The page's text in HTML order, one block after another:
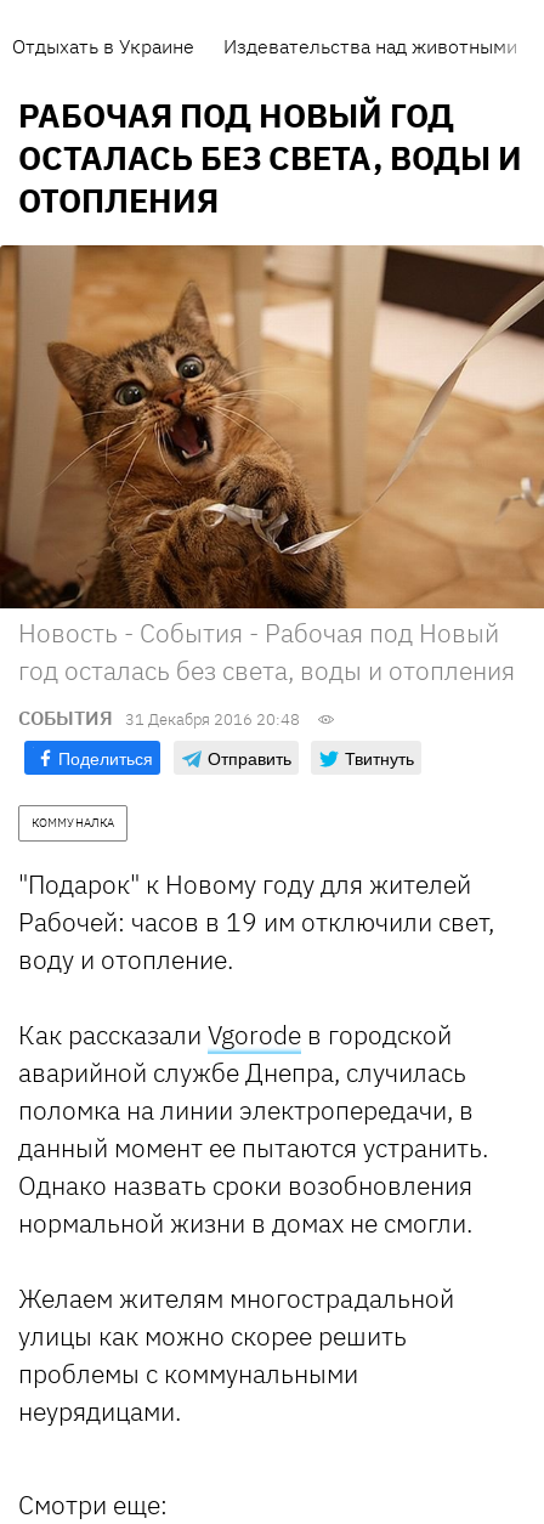
Отдыхать в Украине Издевательства над животными
РАБОЧАЯ ПОД НОВЫЙ ГОД
ОСТАЛАСЬ БЕЗ СВЕТА, ВОДЫ И
ОТОПЛЕНИЯ
Новость - События - Рабочая под Новый
год осталась без света, воды и отопления
СОБЫТИЯ 31 Декабря 2016 20:48
Поделиться Отправить Твитнуть
КОММУНАЛКА
"Подарок" к Новому году для жителей
Рабочей: часов в 19 им отключили свет,
воду и отопление.
Как рассказали Vgorode в городской
аварийной службе Днепра, случилась
поломка на линии электропередачи, в
данный момент ее пытаются устранить.
Однако назвать сроки возобновления
нормальной жизни в домах не смогли.
Желаем жителям многострадальной
улицы как можно скорее решить
проблемы с коммунальными
неурядицами.
Смотри еще: